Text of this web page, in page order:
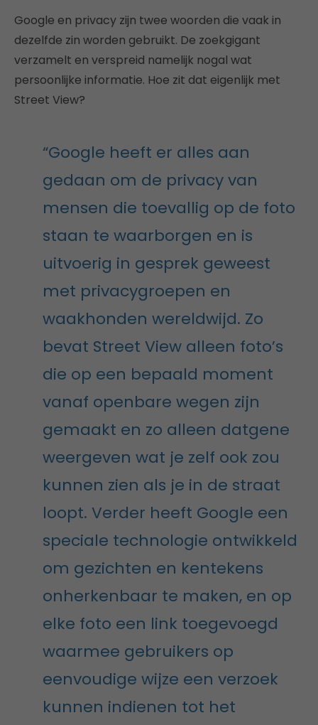
Google en privacy zijn twee woorden die vaak in
dezelfde zin worden gebruikt. De zoekgigant
verzamelt en verspreid namelijk nogal wat
persoonlijke informatie. Hoe zit dat eigenlijk met
Street View?
“Google heeft er alles aan
gedaan om de privacy van
mensen die toevallig op de foto
staan te waarborgen en is
uitvoerig in gesprek geweest
met privacygroepen en
waakhonden wereldwijd. Zo
bevat Street View alleen foto’s
die op een bepaald moment
vanaf openbare wegen zijn
gemaakt en zo alleen datgene
weergeven wat je zelf ook zou
kunnen zien als je in de straat
loopt. Verder heeft Google een
speciale technologie ontwikkeld
om gezichten en kentekens
onherkenbaar te maken, en op
elke foto een link toegevoegd
waarmee gebruikers op
eenvoudige wijze een verzoek
kunnen indienen tot het